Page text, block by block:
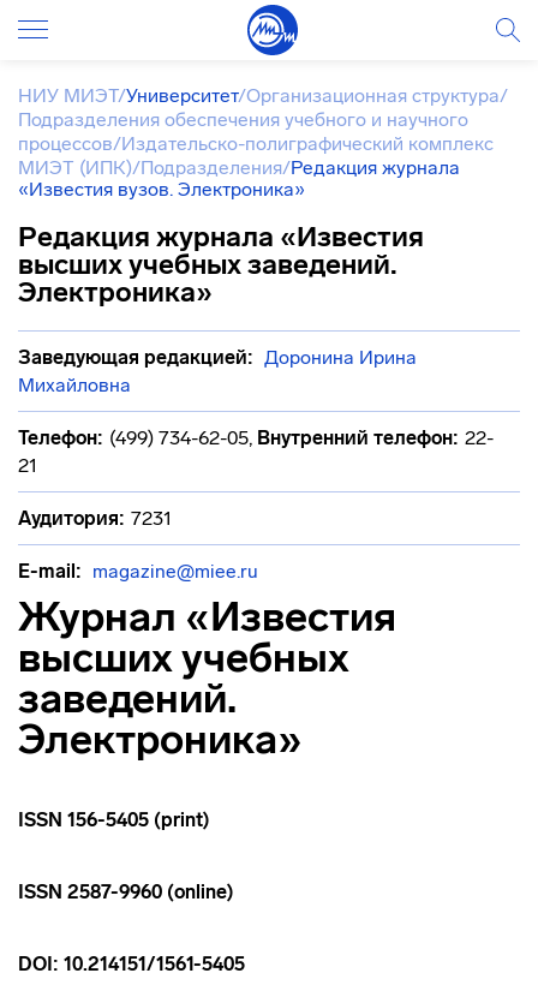
НИУ МИЭТ/Университет/Организационная структура/
Подразделения обеспечения учебного и научного
процессов/Издательско-полиграфический комплекс
МИЭТ (ИПК)/Подразделения/Редакция журнала
«Известия вузов. Электроника»
Редакция журнала «Известия
высших учебных заведений.
Электроника»
Заведующая редакцией: Доронина Ирина
Михайловна
Телефон: (499) 734-62-05, Внутренний телефон: 22-
21
Аудитория: 7231
E-mail: magazine@miee.ru
Журнал «Известия
высших учебных
заведений.
Электроника»
ISSN 156-5405 (print)
ISSN 2587-9960 (online)
DOI: 10.214151/1561-5405